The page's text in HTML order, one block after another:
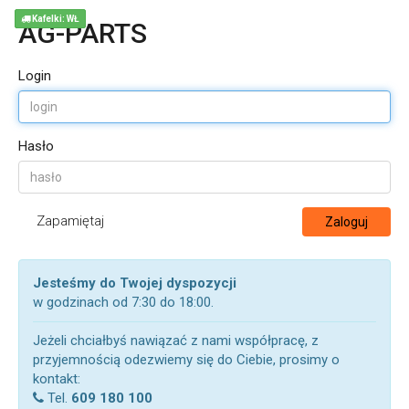
AG-PARTS
Login
Hasło
Zapamiętaj Zaloguj
Jesteśmy do Twojej dyspozycji
w godzinach od 7:30 do 18:00.
Jeżeli chciałbyś nawiązać z nami współpracę, z
przyjemnością odezwiemy się do Ciebie, prosimy o
kontakt:
Tel. 609 180 100
Kafelki: WŁ